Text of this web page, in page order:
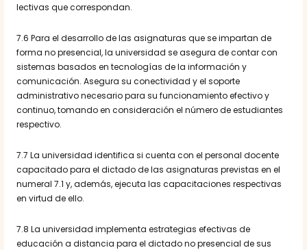
lectivas que correspondan.
7.6 Para el desarrollo de las asignaturas que se impartan de
forma no presencial, la universidad se asegura de contar con
sistemas basados en tecnologías de la información y
comunicación. Asegura su conectividad y el soporte
administrativo necesario para su funcionamiento efectivo y
continuo, tomando en consideración el número de estudiantes
respectivo.
7.7 La universidad identifica si cuenta con el personal docente
capacitado para el dictado de las asignaturas previstas en el
numeral 7.1 y, además, ejecuta las capacitaciones respectivas
en virtud de ello.
7.8 La universidad implementa estrategias efectivas de
educación a distancia para el dictado no presencial de sus